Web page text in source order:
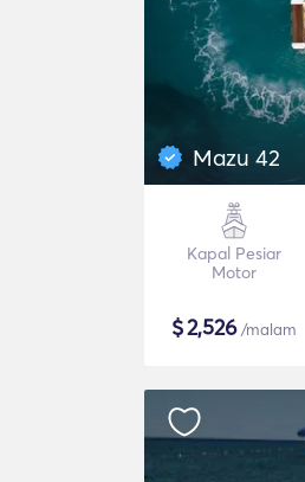
Mazu 42
Kapal Pesiar
Motor
$2,526/malam